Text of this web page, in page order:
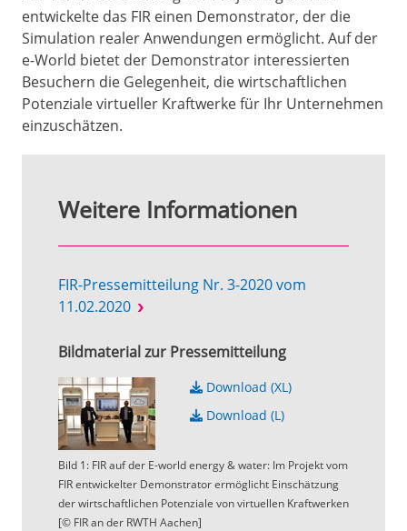
entwickelte das FIR einen Demonstrator, der die
Simulation realer Anwendungen ermöglicht. Auf der
e-World bietet der Demonstrator interessierten
Besuchern die Gelegenheit, die wirtschaftlichen
Potenziale virtueller Kraftwerke für Ihr Unternehmen
einzuschätzen.
Weitere Informationen
FIR-Pressemitteilung Nr. 3-2020 vom
11.02.2020
Bildmaterial zur Pressemitteilung
Download (XL)
Download (L)
Bild 1: FIR auf der E-world energy & water: Im Projekt vom
FIR entwickelter Demonstrator ermöglicht Einschätzung
der wirtschaftlichen Potenziale von virtuellen Kraftwerken
[© FIR an der RWTH Aachen]